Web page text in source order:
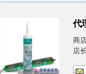
代
商
店